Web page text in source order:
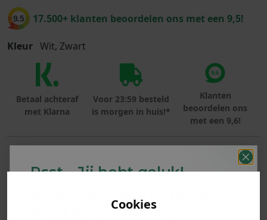
Cookies
9.5 17.500+ klanten beoordelen ons met een 9,5!
Kleur Wit, Zwart
Betaal achteraf
met Klarna
Voor 23:59 besteld
is morgen in huis!*
Klanten
beoordelen ons
met een 9,6!
Psst... Jij hebt geluk!
Welke mystery
krijg jij? (Tot-30%